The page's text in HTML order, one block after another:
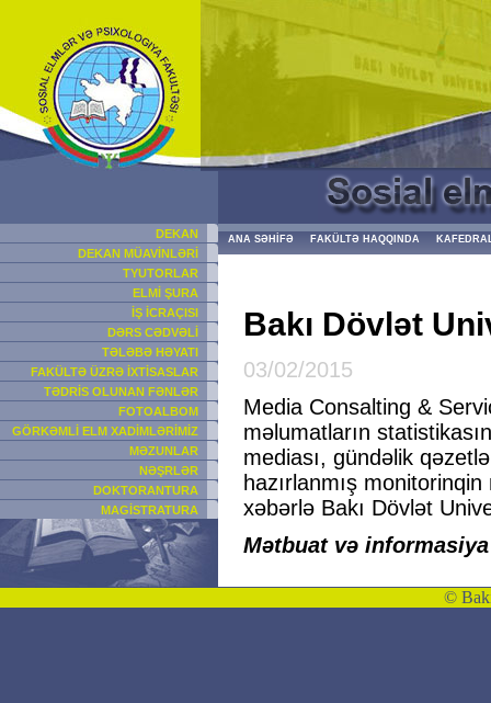
DEKAN
DEKAN MÜAVİNLƏRİ
TYUTORLAR
ELMİ ŞURA
İŞ İCRAÇISI
DƏRS CƏDVƏLİ
TƏLƏBƏ HƏYATI
FAKÜLTƏ ÜZRƏ İXTİSASLAR
TƏDRİS OLUNAN FƏNLƏR
FOTOALBOM
GÖRKƏMLİ ELM XADİMLƏRİMİZ
MƏZUNLAR
NƏŞRLƏR
DOKTORANTURA
MAGİSTRATURA
ANA SƏHİFƏ FAKÜLTƏ HAQQINDA
Bakı Dövlət
03/02/2015
Media Consalting &
məlumatların
mediası, gündəlik
hazırlanmış
xəbərlə Bakı Dövlət
Mətbuat və
©